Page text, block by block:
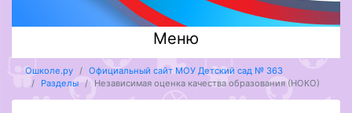
Меню
Ошколе.ру
Официальный сайт МОУ Детский сад № 363
Разделы
Независимая оценка качества образования (НОКО)